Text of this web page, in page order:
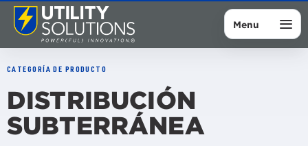
Menu
CATEGORÍA DE PRODUCTO
DISTRIBUCIÓN
SUBTERRÁNEA